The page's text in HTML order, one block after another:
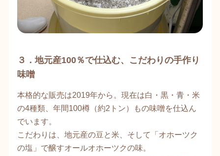
３． 地元産100％で仕込む、こだわりの手作り
味噌
本格的な販売は2019年から。現在は白・黒・青・米
の4種類、年間100樽（約2トン）もの味噌を仕込ん
でいます。
こだわりは、地元産の豆と米、そして「オホーツク
の塩」で醸すオールオホーツクの味。